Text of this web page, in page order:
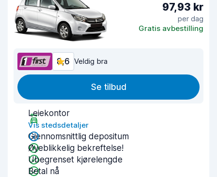
97,93 kr
per dag
Gratis avbestilling
8,6 Veldig bra
Se tilbud
Leiekontor
Vis stedsdetaljer
Gjennomsnittlig depositum
Øyeblikkelig bekreftelse!
Ubegrenset kjørelengde
Betal nå